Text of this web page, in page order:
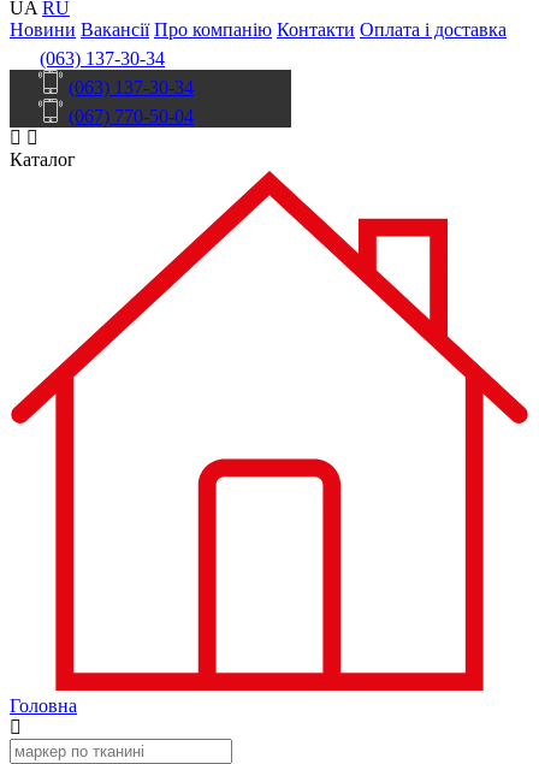
UA RU
Новини Вакансії Про компанію Контакти Оплата і доставка
(063) 137-30-34
(063) 137-30-34
(067) 770-50-04
Каталог
Головна